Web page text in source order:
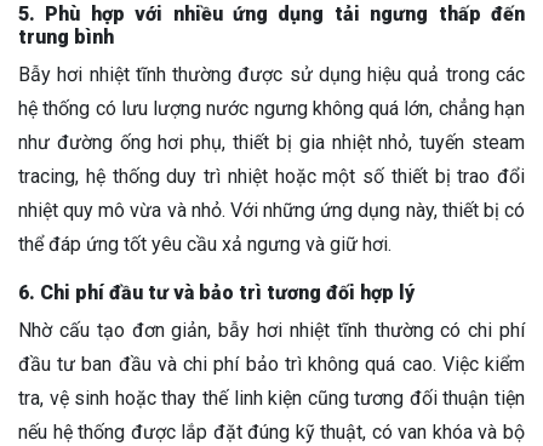
5. Phù hợp với nhiều ứng dụng tải ngưng thấp đến
trung bình
Bẫy hơi nhiệt tĩnh thường được sử dụng hiệu quả trong các
hệ thống có lưu lượng nước ngưng không quá lớn, chẳng hạn
như đường ống hơi phụ, thiết bị gia nhiệt nhỏ, tuyến steam
tracing, hệ thống duy trì nhiệt hoặc một số thiết bị trao đổi
nhiệt quy mô vừa và nhỏ. Với những ứng dụng này, thiết bị có
thể đáp ứng tốt yêu cầu xả ngưng và giữ hơi.
6. Chi phí đầu tư và bảo trì tương đối hợp lý
Nhờ cấu tạo đơn giản, bẫy hơi nhiệt tĩnh thường có chi phí
đầu tư ban đầu và chi phí bảo trì không quá cao. Việc kiểm
tra, vệ sinh hoặc thay thế linh kiện cũng tương đối thuận tiện
nếu hệ thống được lắp đặt đúng kỹ thuật, có van khóa và bộ